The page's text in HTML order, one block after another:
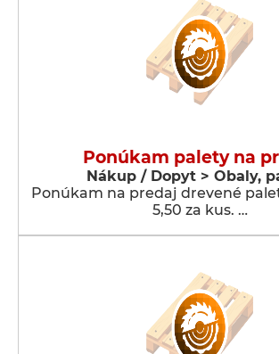
Ponúkam palety na
Nákup / Dopyt > Obaly,
Ponúkam na predaj drevené
5,50 za kus. …